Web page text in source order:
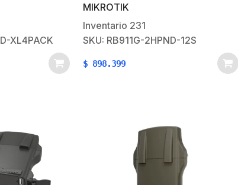
para
o para su
XL4PACK
nuestras nuevas antenas de sector
mANT, pero también tiene un
enrutador inalámbrico integrado.
RB911, mANTBox viene listo para
MIKROTIK
Inventario 231
SKU: RB911G-2HPND-12S
$ 898.399